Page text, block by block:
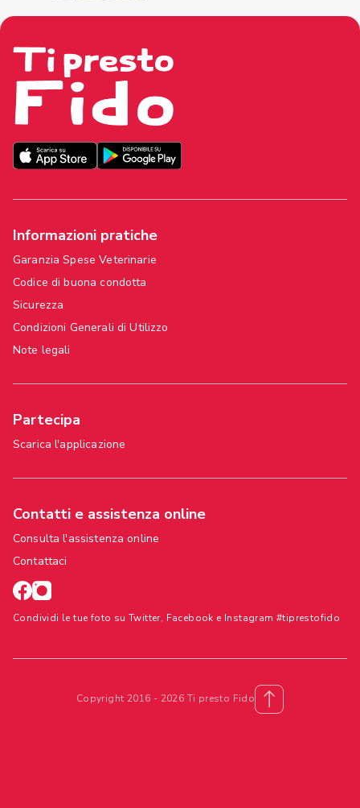
Informazioni pratiche
Garanzia Spese Veterinarie
Codice di buona condotta
Sicurezza
Condizioni Generali di Utilizzo
Note legali
Partecipa
Scarica l'applicazione
Contatti e assistenza online
Consulta l'assistenza online
Contattaci
Condividi le tue foto su Twitter, Facebook e Instagram #tiprestofido
Copyright 2016 - 2026 Ti presto Fido